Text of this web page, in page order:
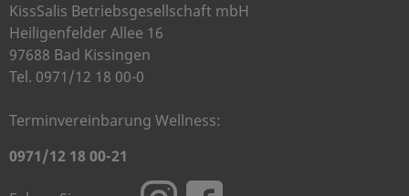
KissSalis Betriebsgesellschaft mbH
Heiligenfelder Allee 16
97688 Bad Kissingen
Tel. 0971/12 18 00-0
Terminvereinbarung Wellness:
0971/12 18 00-21